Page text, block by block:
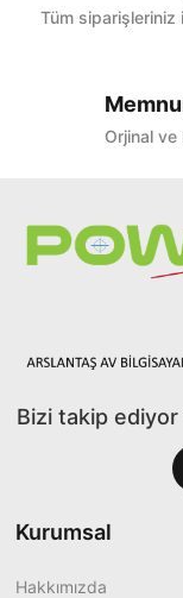
Tüm
Orjinal ve
Bizi takip
Kurumsal
Hakkımızda